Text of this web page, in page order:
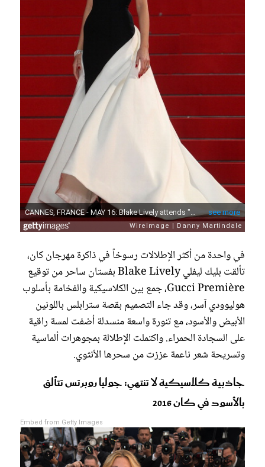
في واحدة من أكثر الإطلالات رسوخاً في ذاكرة مهرجان كان،
تألقت بليك ليفلي Blake Lively بفستان ساحر من توقيع
Gucci Première، جمع بين الكلاسيكية والفخامة بأسلوب
هوليوودي آسر، وقد جاء التصميم بقصة سترابلس باللونين
الأبيض والأسود، مع تنورة واسعة منسدلة أضفت لمسة راقية
على السجادة الحمراء. واكتملت الإطلالة بمجوهرات ألماسية
وتسريحة شعر ناعمة عززت من سحرها الأنثوي.
جاذبية كلاسيكية لا تنتهي: جوليا روبرتس تتألق
بالأسود في كان 2016
Embed from Getty Images